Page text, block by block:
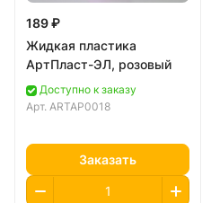
189 ₽
Жидкая пластика
АртПласт-ЭЛ, розовый
Доступно к заказу
Арт. ARTAP0018
Заказать